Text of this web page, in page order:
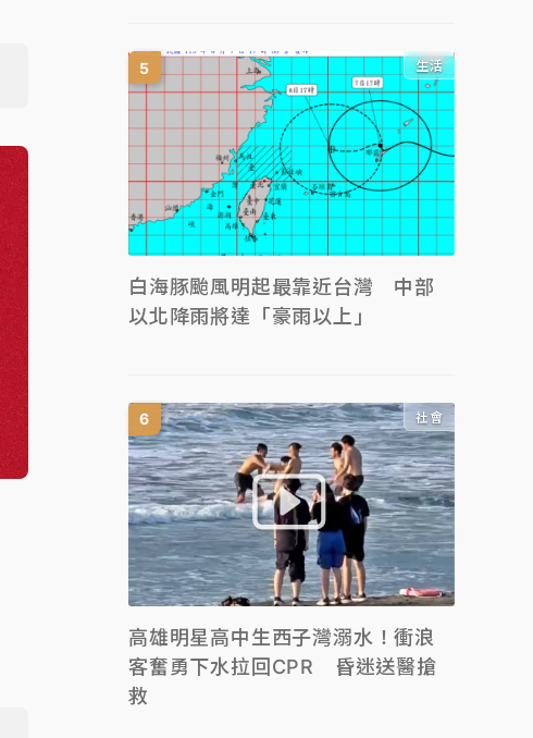
生活
白海豚颱風明起最靠近台灣 中部
以北降雨將達「豪雨以上」
社會
高雄明星高中生西子灣溺水！衝浪
客奮勇下水拉回CPR 昏迷送醫搶
救